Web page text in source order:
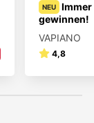
NEU
Immer
gewinnen!
VAPIANO
4,8